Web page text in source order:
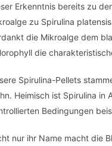
Erkenntnis bereits zu
zu Spirulina
die Mikroalge dem
die
Spirulina-Pellets
Heimisch ist Spirulina in
Bedingungen
nur ihr Name macht die